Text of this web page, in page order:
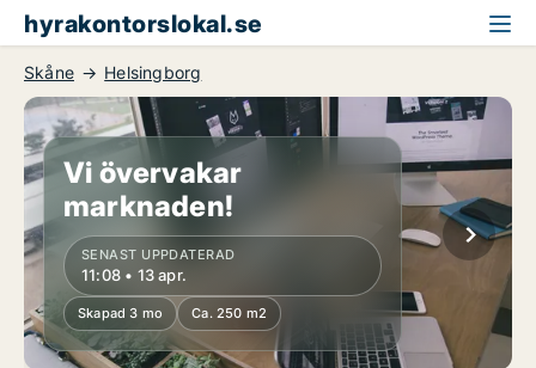
hyrakontorslokal.se
Skåne Helsingborg
Vi övervakar
marknaden!
SENAST UPPDATERAD
11:08 • 13 apr.
Skapad 3 mo Ca. 250 m2